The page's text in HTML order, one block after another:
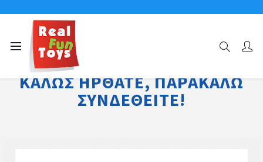
ΚΑΛΏΣ ΉΡΘΑΤΕ, ΠΑΡΑΚΑΛΏ
ΣΥΝΔΕΘΕΊΤΕ!